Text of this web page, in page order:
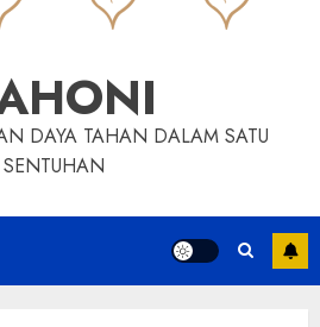
DAYA TAHAN DALAM SATU
SENTUHAN